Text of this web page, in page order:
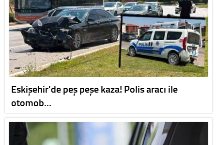
Eskişehir'de peş peşe kaza! Polis aracı ile
otomob…